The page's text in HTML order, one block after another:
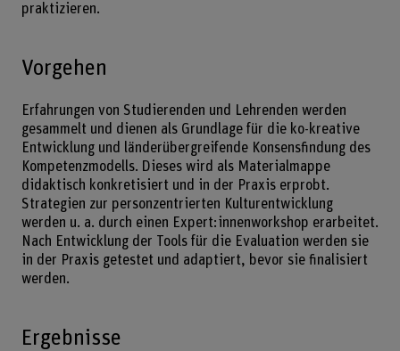
praktizieren.
Vorgehen
Erfahrungen von Studierenden und Lehrenden werden
gesammelt und dienen als Grundlage für die ko-kreative
Entwicklung und länderübergreifende Konsensfindung des
Kompetenzmodells. Dieses wird als Materialmappe
didaktisch konkretisiert und in der Praxis erprobt.
Strategien zur personzentrierten Kulturentwicklung
werden u. a. durch einen Expert:innenworkshop erarbeitet.
Nach Entwicklung der Tools für die Evaluation werden sie
in der Praxis getestet und adaptiert, bevor sie finalisiert
werden.
Ergebnisse